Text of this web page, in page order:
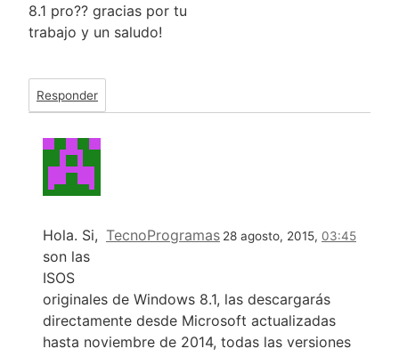
8.1 pro?? gracias por tu
trabajo y un saludo!
Responder
TecnoProgramas 28 agosto, 2015, 03:45
Hola. Si,
son las
ISOS
originales de Windows 8.1, las descargarás
directamente desde Microsoft actualizadas
hasta noviembre de 2014, todas las versiones